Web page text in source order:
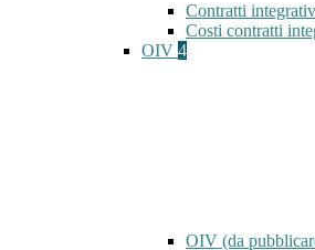
Contratti
Costi contratti
OIV 4
OIV (da